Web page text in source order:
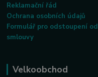
Reklamační řád
Ochrana osobních údajů
Formulář pro odstoupení od
smlouvy
Velkoobchod